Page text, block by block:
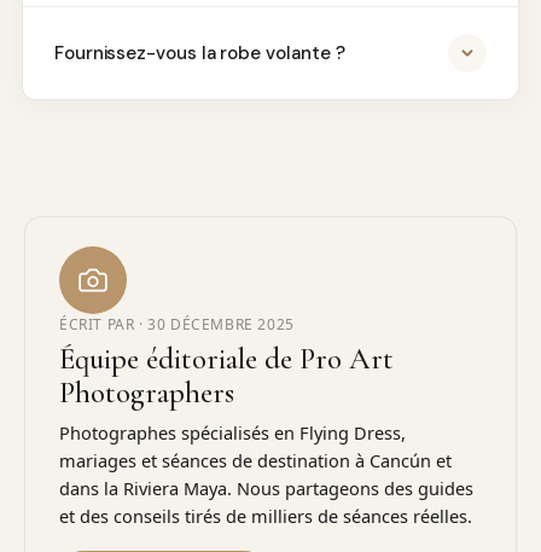
Fournissez-vous la robe volante ?
ÉCRIT PAR ·30 DÉCEMBRE 2025
Équipe éditoriale de Pro Art
Photographers
Photographes spécialisés en Flying Dress,
mariages et séances de destination à Cancún et
dans la Riviera Maya. Nous partageons des guides
et des conseils tirés de milliers de séances réelles.